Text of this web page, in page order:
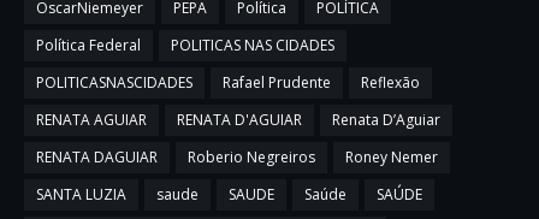
OscarNiemeyer
PEPA Política
POLÍTICA
Política Federal
POLITICAS NAS CIDADES
POLITICASNASCIDADES
Rafael Prudente
Reflexão
RENATA AGUIAR
RENATA D'AGUIAR
Renata D’Aguiar
RENATA DAGUIAR
Roberio Negreiros
Roney Nemer
SANTA LUZIA
saude SAUDE Saúde
SAÚDE